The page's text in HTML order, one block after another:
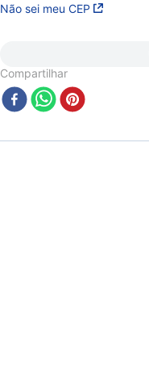
Não sei meu CEP
Compartilhar